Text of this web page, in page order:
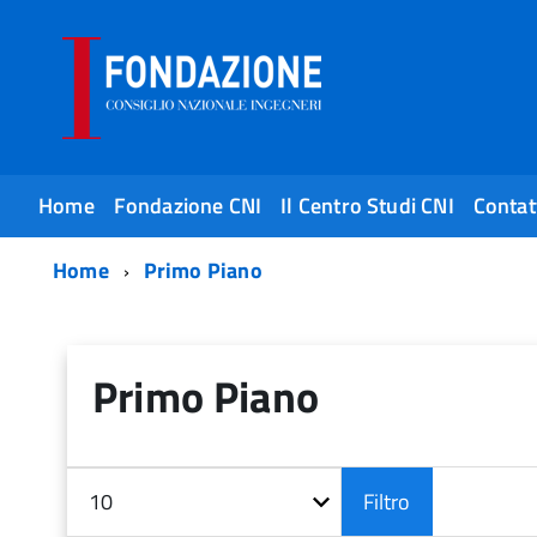
Home Fondazione CNI Il Centro Studi CNI
Home
Primo Piano
Primo Piano
Filtri
Filtro